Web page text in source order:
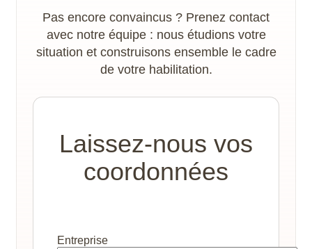
Pas encore convaincus ? Prenez contact
avec notre équipe : nous étudions votre
situation et construisons ensemble le cadre
de votre habilitation.
Laissez-nous vos
coordonnées
Entreprise